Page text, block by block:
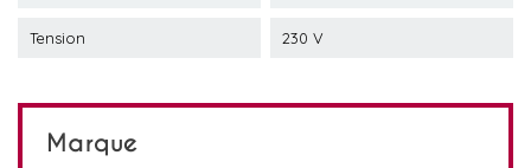
Tension 230 V
Marque